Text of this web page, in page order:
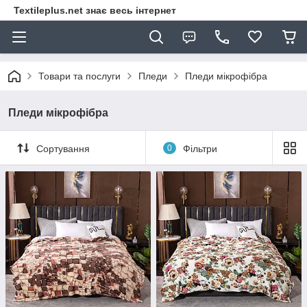
Textileplus.net знає весь інтернет
Товари та послуги Пледи Пледи мікрофібра
Пледи мікрофібра
Сортування 0 Фільтри